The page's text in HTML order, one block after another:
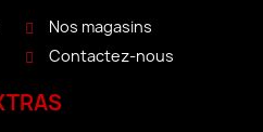
Nos magasins
Contactez-nous